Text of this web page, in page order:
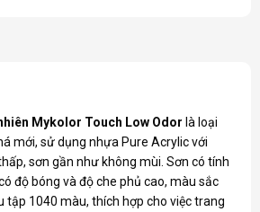
Mykolor Touch Low Odor là loại
mới, sử dụng nhựa Pure Acrylic với
sơn gần như không mùi. Sơn có tính
độ bóng và độ che phủ cao, màu sắc
tập 1040 màu, thích hợp cho việc trang